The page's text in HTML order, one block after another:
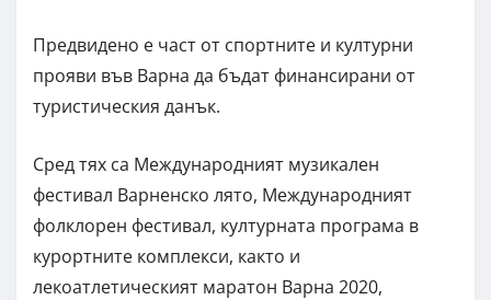
Предвидено е част от спортните и културни
прояви във Варна да бъдат финансирани от
туристическия данък.
Сред тях са Международният музикален
фестивал Варненско лято, Международният
фолклорен фестивал, културната програма в
курортните комплекси, както и
лекоатлетическият маратон Варна 2020,